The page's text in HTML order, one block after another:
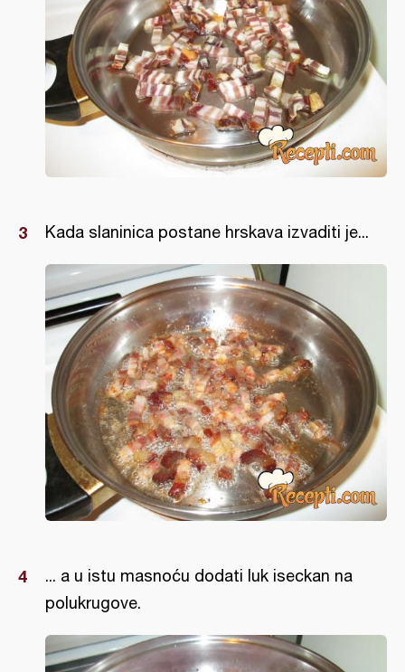
Kada slaninica postane hrskava izvaditi je...
... a u istu masnoću dodati luk iseckan na
polukrugove.